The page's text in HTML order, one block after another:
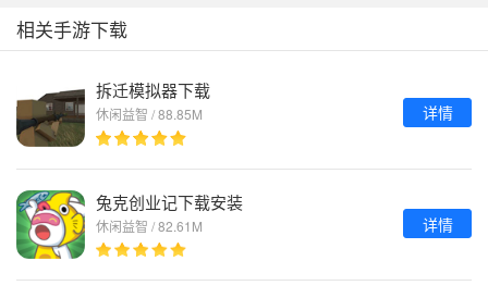
相关手游下载
拆迁模拟器下载
休闲益智 / 88.85M 详情
兔克创业记下载安装
休闲益智 / 82.61M 详情